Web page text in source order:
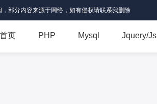
部分内容来源于网络，如有侵权请联系我删除
首页 PHP Mysql Jquery/Js